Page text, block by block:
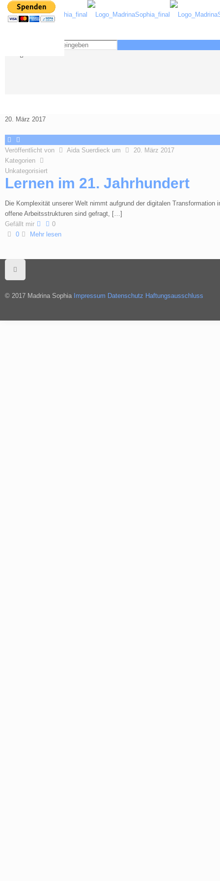
20. März 2017
Veröffentlicht von Aida Suerdieck um
20. März 2017
Kategorien
Unkategorisiert
Lernen im 21. Jahrhundert
Die Komplexität unserer Welt nimmt aufgrund der digitalen
offene Arbeitsstrukturen sind gefragt, […]
Gefällt mir
0
0
Mehr lesen
© 2017 Madrina Sophia Impressum Datenschutz Haftungsausschluss